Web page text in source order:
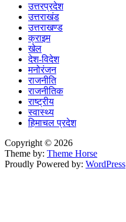
उत्तरप्रदेश
उत्तराखंड
उत्तराखण्ड
क्राइम
खेल
देश-विदेश
मनोरंजन
राजनीति
राजनीतिक
राष्ट्रीय
स्वास्थ्य
हिमाचल प्रदेश
Copyright © 2026
Theme by: Theme Horse
Proudly Powered by: WordPress